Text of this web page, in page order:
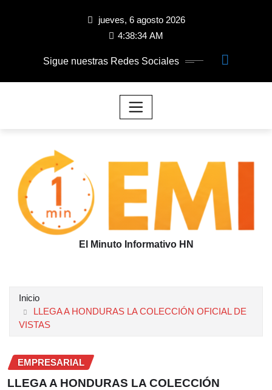
jueves, 6 agosto 2026
4:38:35 AM
Sigue nuestras Redes Sociales
El Minuto Informativo HN
Inicio
LLEGA A HONDURAS LA COLECCIÓN OFICIAL DE
VISTAS
EMPRESARIAL
LLEGA A HONDURAS LA COLECCIÓN